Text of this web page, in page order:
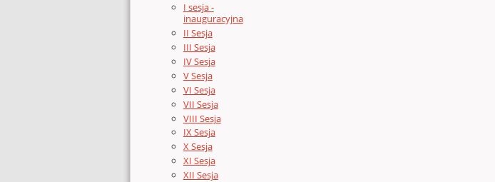
I sesja -
inauguracyjna
II Sesja
III Sesja
IV Sesja
V Sesja
VI Sesja
VII Sesja
VIII Sesja
IX Sesja
X Sesja
XI Sesja
XII Sesja